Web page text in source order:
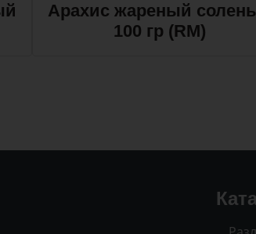
Арахис жареный
100 гр (RM)